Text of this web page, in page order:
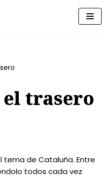
trasero
tema de Cataluña. Entre
todos cada vez